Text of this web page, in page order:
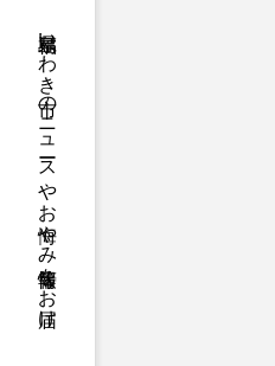
福島県いわき市のニュースやお悔やみ情報等をお届け